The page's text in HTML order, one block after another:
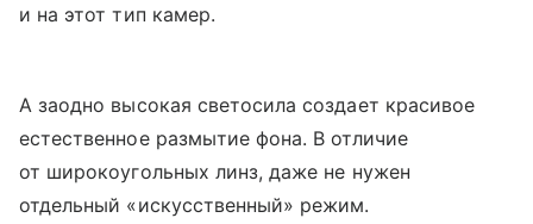
и на этот тип камер.
А заодно высокая светосила создает красивое
естественное размытие фона. В отличие
от широкоугольных линз, даже не нужен
отдельный «искусственный» режим.